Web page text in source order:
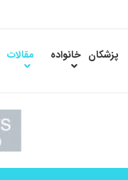
پزشکان خانواده مقالات